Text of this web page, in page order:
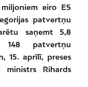
eiro ES
patvertņu
saņemt 5,8
148 patvertņu
15. aprīlī, preses
ministrs Rihards